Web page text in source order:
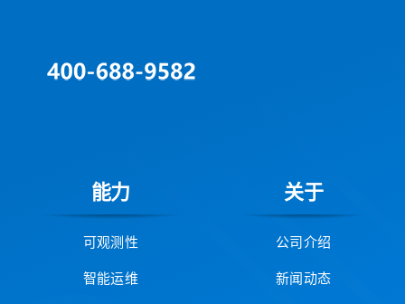
能力
可观测性
智能运维
关于
公司介绍
新闻动态